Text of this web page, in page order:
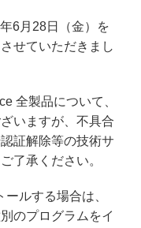
6月28日（金）を
せていただきまし
全製品について、
いますが、不具合
証解除等の技術サ
了承ください。
ルする場合は、
のプログラムをイ